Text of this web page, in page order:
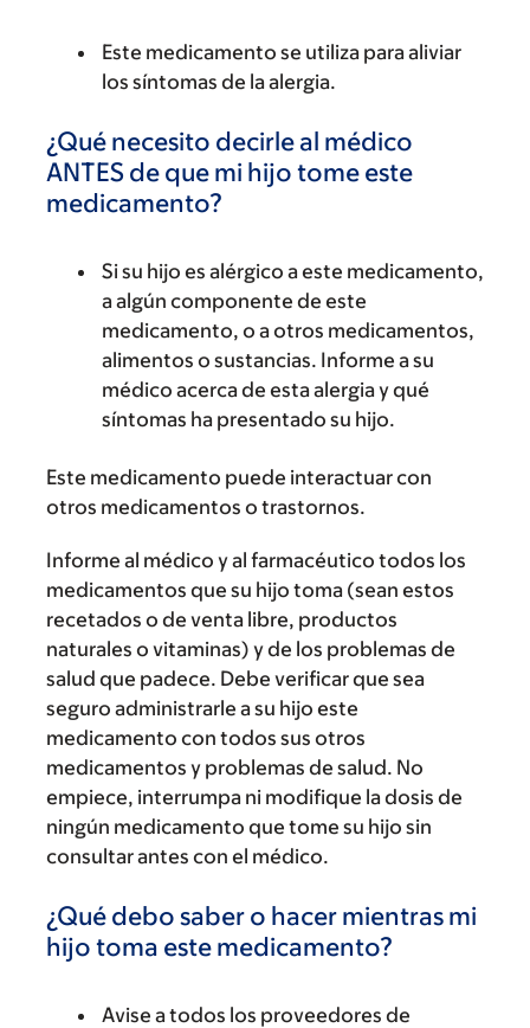
Este medicamento se utiliza para aliviar
los síntomas de la alergia.
¿Qué necesito decirle al médico
ANTES de que mi hijo tome este
medicamento?
Si su hijo es alérgico a este medicamento,
a algún componente de este
medicamento, o a otros medicamentos,
alimentos o sustancias. Informe a su
médico acerca de esta alergia y qué
síntomas ha presentado su hijo.
Este medicamento puede interactuar con
otros medicamentos o trastornos.
Informe al médico y al farmacéutico todos los
medicamentos que su hijo toma (sean estos
recetados o de venta libre, productos
naturales o vitaminas) y de los problemas de
salud que padece. Debe verificar que sea
seguro administrarle a su hijo este
medicamento con todos sus otros
medicamentos y problemas de salud. No
empiece, interrumpa ni modifique la dosis de
ningún medicamento que tome su hijo sin
consultar antes con el médico.
¿Qué debo saber o hacer mientras mi
hijo toma este medicamento?
Avise a todos los proveedores de